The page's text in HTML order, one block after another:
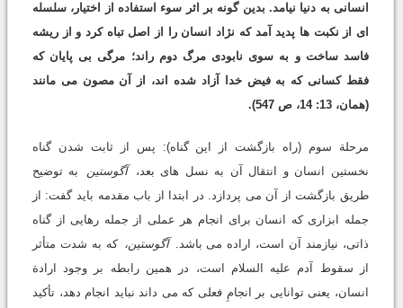
انسانی به دنیا نیامد. بدین گونه بر اثر سوء استفاده از اختیار، سلسله
ای از نکبت ها پدید آمد که نژاد انسان را از اصل تباه کرد و از ریشه
فاسد ساخت و به سوی نابودی مرگ دوم راند؛ مرگی بی پایان که
فقط کسانی که به فیض خدا آزاد شده اند، از آن مصون می مانند
(همان، 13: 14، ص 547).
مرحلة سوم (راه بازگشت از این گناه): پس از ثابت شدن گناه
نخستین انسان و انتقال آن به نسل های بعد،
آگوستین
به توضیح
طریق بازگشت از آن می پردازد. در ابتدا از باب مقدمه باید گفت: از
جمله ابزاری که انسان برای انجام هر عملی از جمله رهایی از گناه
ذاتی، نیازمند آن است، اراده می باشد. آگوستین، که به شدت متأثر
از سقوط آدم علیه السلام است، در همین رابطه بر وجود ارادة
انسان، یعنی توانایی بر انجامِ فعلی که می داند نباید انجام دهد، تأکید